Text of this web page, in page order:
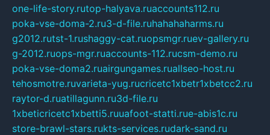
one-life-story.rutop-halyava.ruaccounts112.ru
poka-vse-doma-2.ru3-d-file.ruhahahaharms.ru
g2012.rutst-1.rushaggy-cat.ruopsmgr.ruev-gallery.ru
g-2012.ruops-mgr.ruaccounts-112.rucsm-demo.ru
poka-vse-doma2.ruairgungames.ruallseo-host.ru
tehosmotre.ruvarieta-yug.rucricetc1xbetr1xbetcc2.ru
raytor-d.ruatillagunn.ru3d-file.ru
1xbeticricetc1xbetti5.ruuafoot-statti.rue-abis1c.ru
store-brawl-stars.rukts-services.rudark-sand.ru